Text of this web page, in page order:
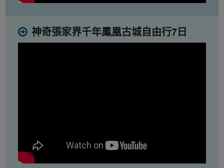
神奇張家界千年鳳凰古城自由行7日